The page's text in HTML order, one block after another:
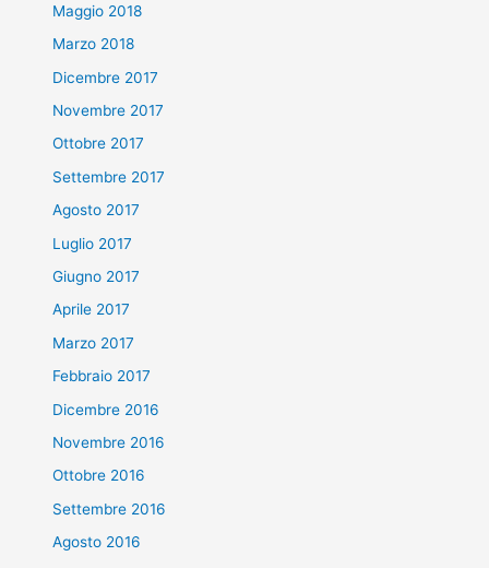
Maggio 2018
Marzo 2018
Dicembre 2017
Novembre 2017
Ottobre 2017
Settembre 2017
Agosto 2017
Luglio 2017
Giugno 2017
Aprile 2017
Marzo 2017
Febbraio 2017
Dicembre 2016
Novembre 2016
Ottobre 2016
Settembre 2016
Agosto 2016